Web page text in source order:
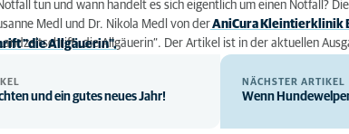
tun und wann handelt es sich eigentlich um einen Notfall?
Medl und Dr. Nikola Medl von derAniCura Kleintierklinik
„die Allgäuerin“. Der Artikel ist in der aktuellen
"die Allgäuerin".
und ein gutes neues Jahr!
NÄCHSTER ARTIKEL
Wenn